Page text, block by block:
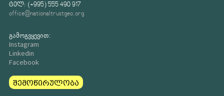
ტელ: (+995) 555 490 917
office@nationaltrustgeo.org
გამოგვყევით:
Instagram
Linkedin
Facebook
შემოწირულობა